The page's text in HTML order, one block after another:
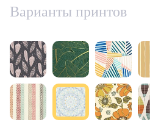
Варианты принтов